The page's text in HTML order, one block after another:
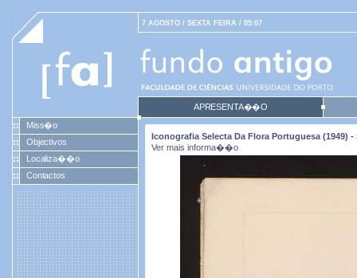
7 AGOSTO / SEXTA FEIRA / 05:07
APRESENTA��O
Miss�o
Objectivos
Localiza��o
Contactos
Iconografia Selecta Da Flora Portuguesa (1949)
Ver mais informa��o